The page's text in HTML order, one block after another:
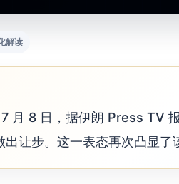
解读
月 8 日，据伊朗 Press TV
让步。这一表态再次凸显了